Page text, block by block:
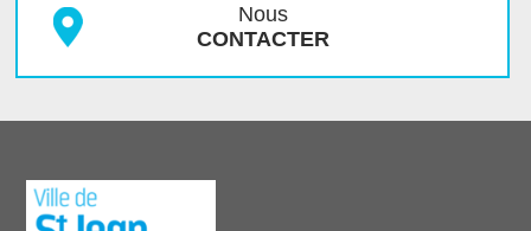
Nous
CONTACTER